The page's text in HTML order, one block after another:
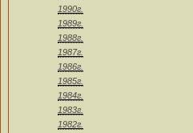
1990г.
1989г.
1988г.
1987г.
1986г.
1985г.
1984г.
1983г.
1982г.